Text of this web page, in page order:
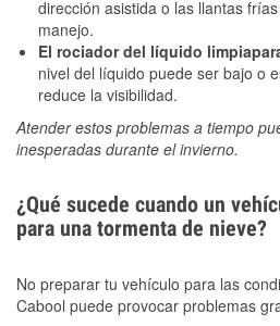
dirección asistida o las llantas
manejo.
El rociador del líquido
nivel del líquido puede ser bajo o
reduce la visibilidad.
Atender estos problemas a tiempo
inesperadas durante el invierno.
¿Qué sucede cuando un
para una tormenta de nieve?
No preparar tu vehículo para las
Cabool puede provocar problemas